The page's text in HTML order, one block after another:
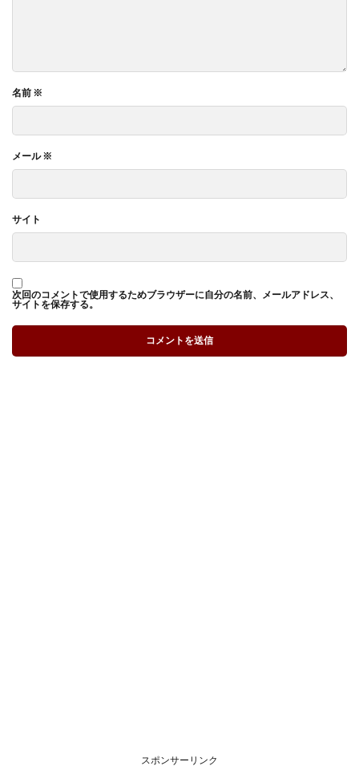
名前 ※
メール※
サイト
次回のコメントで使用するためブラウザーに自分の名前、メールアドレス、
サイトを保存する。
スポンサーリンク